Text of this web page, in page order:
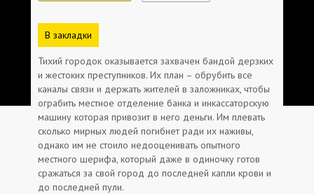
В закладки
Тихий городок оказывается захвачен бандой дерзких
и жестоких преступников. Их план – обрубить все
каналы связи и держать жителей в заложниках, чтобы
ограбить местное отделение банка и инкассаторскую
машину которая привозит в него деньги. Им плевать
сколько мирных людей погибнет ради их наживы,
однако им не стоило недооценивать опытного
местного шерифа, который даже в одиночку готов
сражаться за свой город до последней капли крови и
до последней пули.